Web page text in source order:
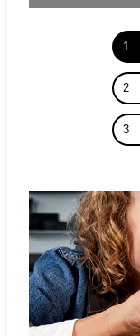
1
2
3